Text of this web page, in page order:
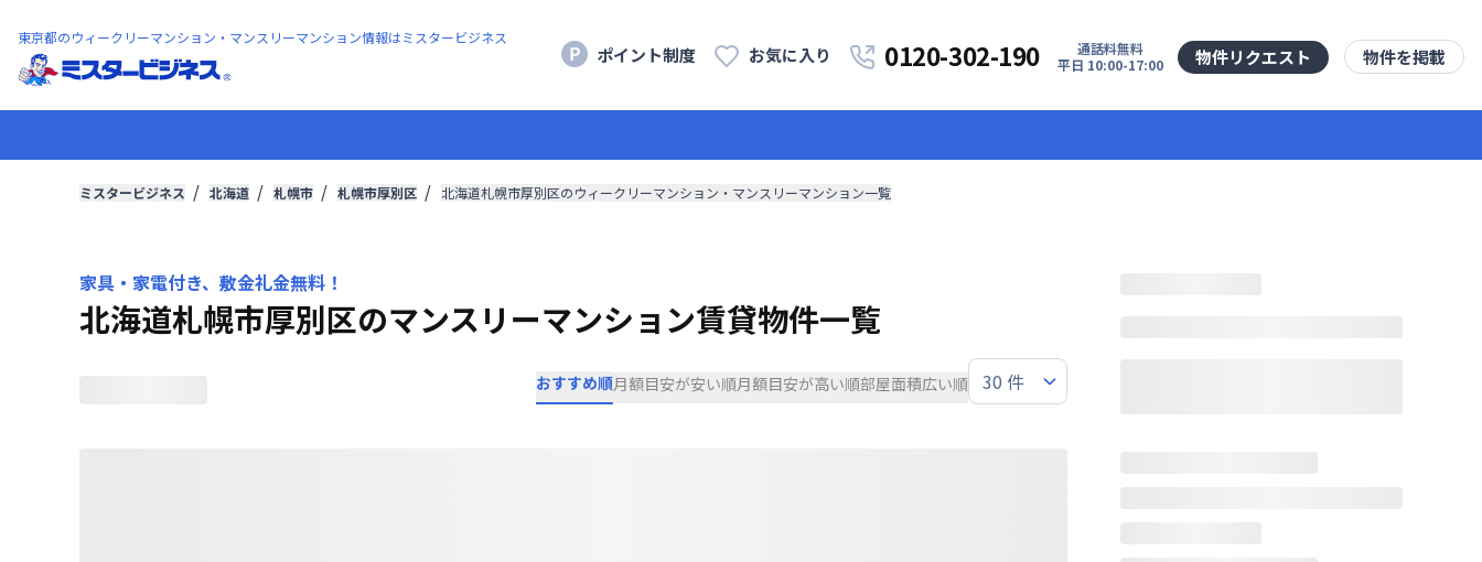
東京都のウィークリーマンション・マンスリーマンション情報はミスタービジネス
ポイント制度 お気に入り 0120-302-190
通話料無料
平日 10:00-17:00
物件リクエスト 物件を掲載
ミスタービジネス 北海道 札幌市 札幌市厚別区 北海道札幌市厚別区のウィークリーマンション・マンスリーマンション一覧
家具・家電付き、敷金礼金無料！
北海道札幌市厚別区のマンスリーマンション賃貸物件一覧
おすすめ順月額目安が安い順月額目安が高い順部屋面積広い順